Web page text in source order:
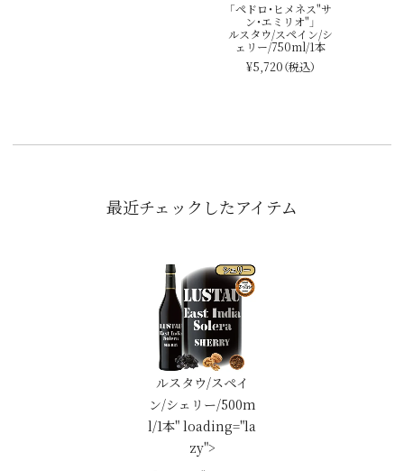
「ペドロ・ヒメネス"サ
ン・エミリオ"」
ルスタウ/スペイン/シ
ェリー/750ml/1本
¥5,720（税込）
最近チェックしたアイテム
ルスタウ/スペイ
ン/シェリー/500m
l/1本" loading="la
zy">